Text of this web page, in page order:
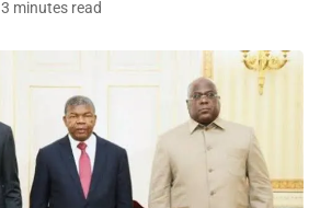
3 minutes read